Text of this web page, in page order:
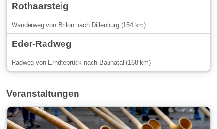
Rothaarsteig
Wanderweg von Brilon nach Dillenburg (154 km)
Eder-Radweg
Radweg von Erndtebrück nach Baunatal (168 km)
Veranstaltungen